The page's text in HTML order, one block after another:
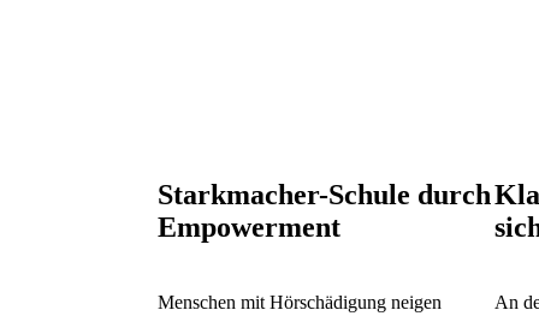
Starkmacher-Schule durch
Empowerment
Menschen mit Hörschädigung neigen An